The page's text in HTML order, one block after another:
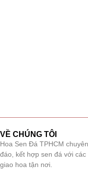
VỀ CHÚNG TÔI
Hoa Sen Đá TPHCM
đáo, kết hợp sen đá với
giao hoa tận nơi.